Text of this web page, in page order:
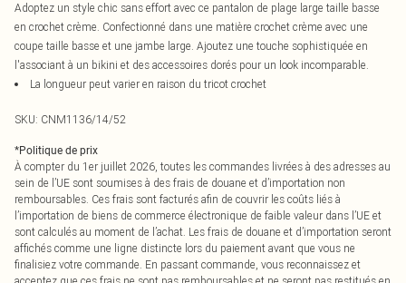
Adoptez un style chic sans effort avec ce pantalon de plage large taille basse
en crochet crème. Confectionné dans une matière crochet crème avec une
coupe taille basse et une jambe large. Ajoutez une touche sophistiquée en
l'associant à un bikini et des accessoires dorés pour un look incomparable.
La longueur peut varier en raison du tricot crochet
SKU: CNM1136/14/52
*Politique de prix
À compter du 1er juillet 2026, toutes les commandes livrées à des adresses au
sein de l’UE sont soumises à des frais de douane et d’importation non
remboursables. Ces frais sont facturés afin de couvrir les coûts liés à
l’importation de biens de commerce électronique de faible valeur dans l’UE et
sont calculés au moment de l’achat. Les frais de douane et d’importation seront
affichés comme une ligne distincte lors du paiement avant que vous ne
finalisiez votre commande. En passant commande, vous reconnaissez et